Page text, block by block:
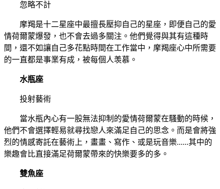
忽略不計
摩羯是十二星座中最擅長壓抑自己的星座，即便自己的愛
情荷爾蒙爆發，也不會去過多關注。他們覺得與其有這種時
間，還不如讓自己多花點時間在工作當中，摩羯座心中所需要
的一直都是事業有成，被每個人羡慕。
水瓶座
投射藝術
當水瓶內心有一股無法抑制的愛情荷爾蒙在騷動的時候，
他們不會選擇輕易就尋找戀人來滿足自己的思念。而是會將強
烈的情感寄託在藝術上，畫畫、寫作、或是玩音樂......其中的
樂趣會比直接滿足荷爾蒙帶來的快樂要多的多。
雙魚座